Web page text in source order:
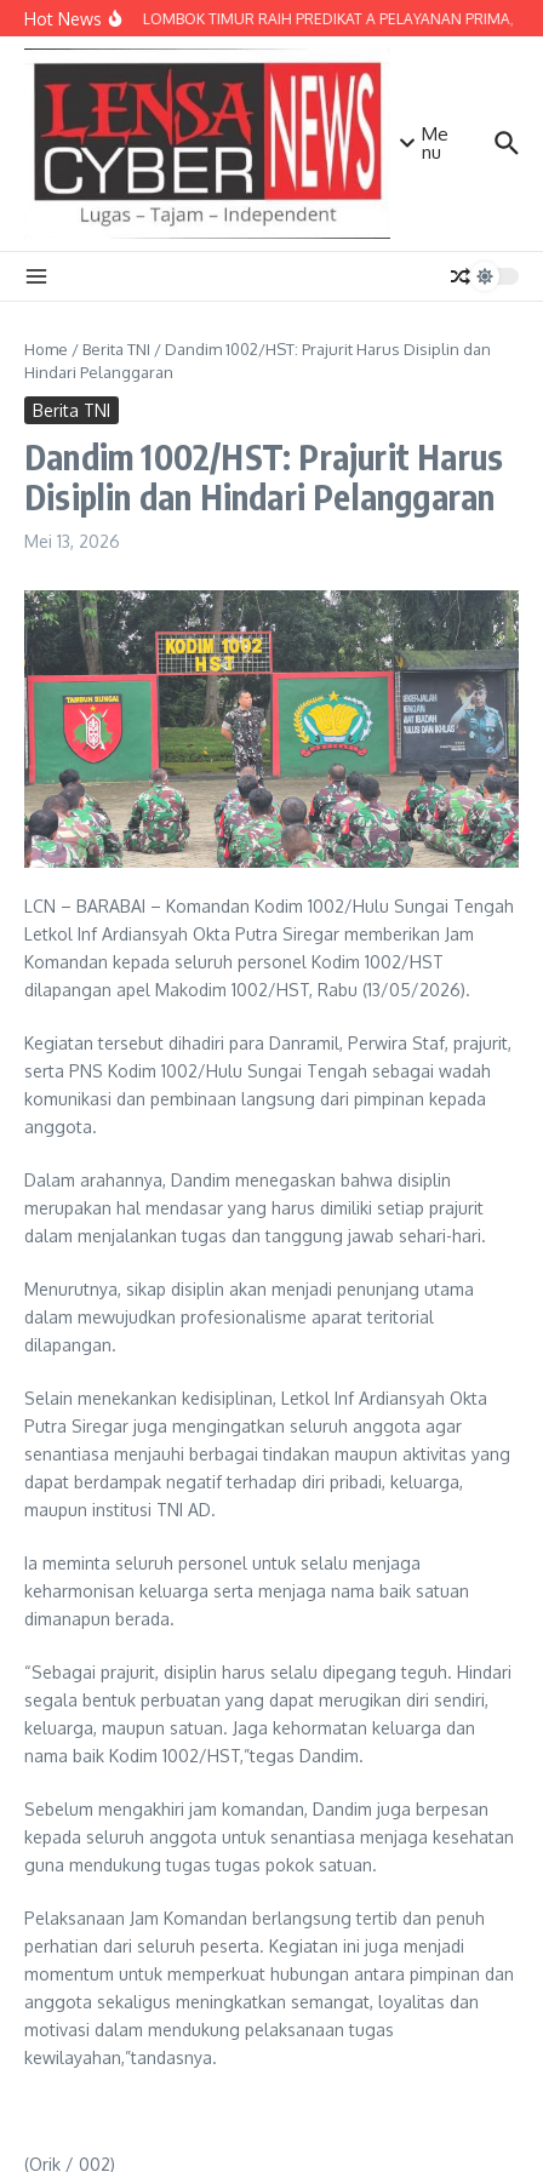
Lewati ke konten
Hot NewsPOLRES LOMBOK TIMUR RAIH PREDIKAT A PELAYANAN PRIMA,
Me
nu
Home / Berita TNI / Dandim 1002/HST: Prajurit Harus Disiplin dan
Hindari Pelanggaran
Berita TNI
Dandim 1002/HST: Prajurit Harus
Disiplin dan Hindari Pelanggaran
Mei 13, 2026
LCN – BARABAI – Komandan Kodim 1002/Hulu Sungai Tengah
Letkol Inf Ardiansyah Okta Putra Siregar memberikan Jam
Komandan kepada seluruh personel Kodim 1002/HST
dilapangan apel Makodim 1002/HST, Rabu (13/05/2026).
Kegiatan tersebut dihadiri para Danramil, Perwira Staf, prajurit,
serta PNS Kodim 1002/Hulu Sungai Tengah sebagai wadah
komunikasi dan pembinaan langsung dari pimpinan kepada
anggota.
Dalam arahannya, Dandim menegaskan bahwa disiplin
merupakan hal mendasar yang harus dimiliki setiap prajurit
dalam menjalankan tugas dan tanggung jawab sehari-hari.
Menurutnya, sikap disiplin akan menjadi penunjang utama
dalam mewujudkan profesionalisme aparat teritorial
dilapangan.
Selain menekankan kedisiplinan, Letkol Inf Ardiansyah Okta
Putra Siregar juga mengingatkan seluruh anggota agar
senantiasa menjauhi berbagai tindakan maupun aktivitas yang
dapat berdampak negatif terhadap diri pribadi, keluarga,
maupun institusi TNI AD.
Ia meminta seluruh personel untuk selalu menjaga
keharmonisan keluarga serta menjaga nama baik satuan
dimanapun berada.
“Sebagai prajurit, disiplin harus selalu dipegang teguh. Hindari
segala bentuk perbuatan yang dapat merugikan diri sendiri,
keluarga, maupun satuan. Jaga kehormatan keluarga dan
nama baik Kodim 1002/HST,”tegas Dandim.
Sebelum mengakhiri jam komandan, Dandim juga berpesan
kepada seluruh anggota untuk senantiasa menjaga kesehatan
guna mendukung tugas tugas pokok satuan.
Pelaksanaan Jam Komandan berlangsung tertib dan penuh
perhatian dari seluruh peserta. Kegiatan ini juga menjadi
momentum untuk memperkuat hubungan antara pimpinan dan
anggota sekaligus meningkatkan semangat, loyalitas dan
motivasi dalam mendukung pelaksanaan tugas
kewilayahan,”tandasnya.
(Orik / 002)